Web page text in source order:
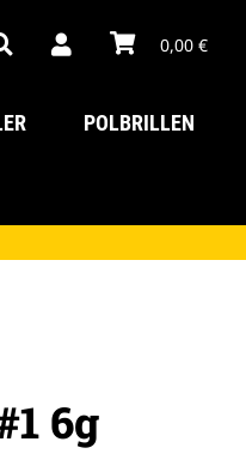
0,00 €
POLBRILLEN
6g